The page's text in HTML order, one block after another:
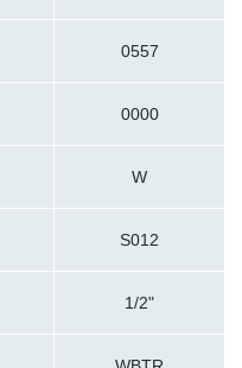
0557
0000
W
S012
1/2"